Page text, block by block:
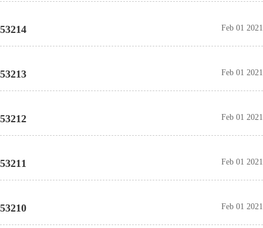
53214 Feb 01 2021
53213 Feb 01 2021
53212 Feb 01 2021
53211 Feb 01 2021
53210 Feb 01 2021